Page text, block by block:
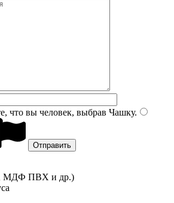
что вы человек, выбрав Чашку.
МДФ ПВХ и др.)